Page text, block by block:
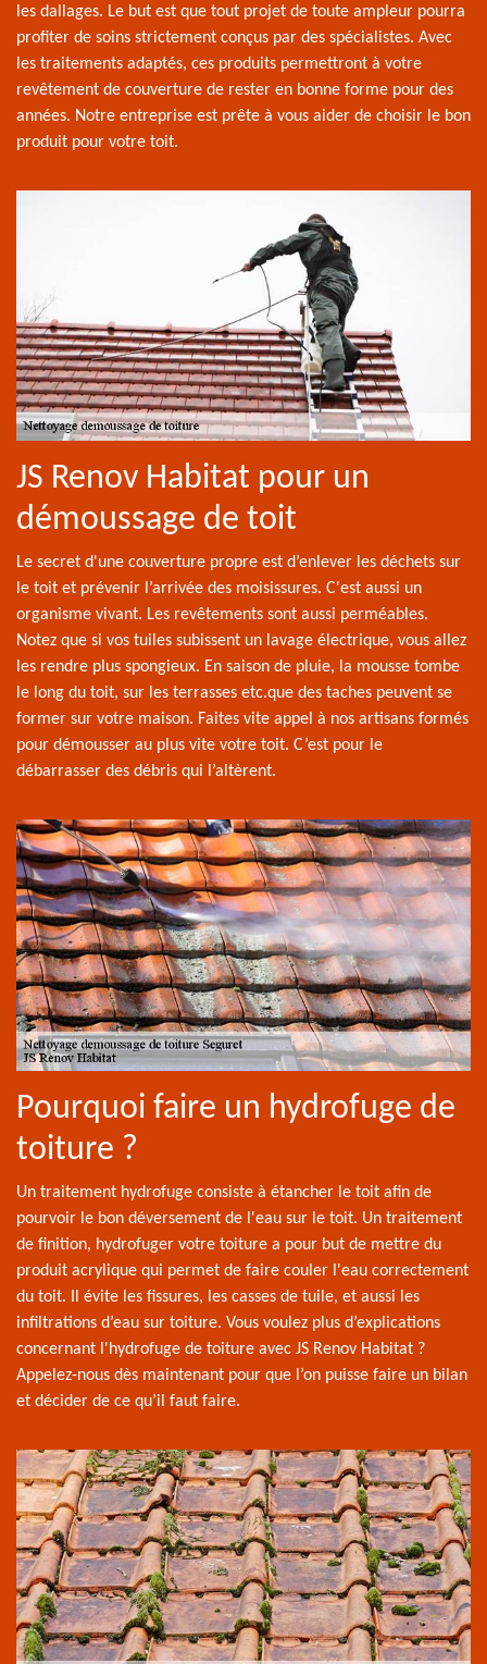
les dallages. Le but est que tout projet de toute ampleur pourra
profiter de soins strictement conçus par des spécialistes. Avec
les traitements adaptés, ces produits permettront à votre
revêtement de couverture de rester en bonne forme pour des
années. Notre entreprise est prête à vous aider de choisir le bon
produit pour votre toit.
JS Renov Habitat pour un
démoussage de toit
Le secret d'une couverture propre est d’enlever les déchets sur
le toit et prévenir l’arrivée des moisissures. C'est aussi un
organisme vivant. Les revêtements sont aussi perméables.
Notez que si vos tuiles subissent un lavage électrique, vous allez
les rendre plus spongieux. En saison de pluie, la mousse tombe
le long du toit, sur les terrasses etc.que des taches peuvent se
former sur votre maison. Faites vite appel à nos artisans formés
pour démousser au plus vite votre toit. C’est pour le
débarrasser des débris qui l’altèrent.
Pourquoi faire un hydrofuge de
toiture ?
Un traitement hydrofuge consiste à étancher le toit afin de
pourvoir le bon déversement de l'eau sur le toit. Un traitement
de finition, hydrofuger votre toiture a pour but de mettre du
produit acrylique qui permet de faire couler l'eau correctement
du toit. Il évite les fissures, les casses de tuile, et aussi les
infiltrations d’eau sur toiture. Vous voulez plus d’explications
concernant l'hydrofuge de toiture avec JS Renov Habitat ?
Appelez-nous dès maintenant pour que l’on puisse faire un bilan
et décider de ce qu’il faut faire.